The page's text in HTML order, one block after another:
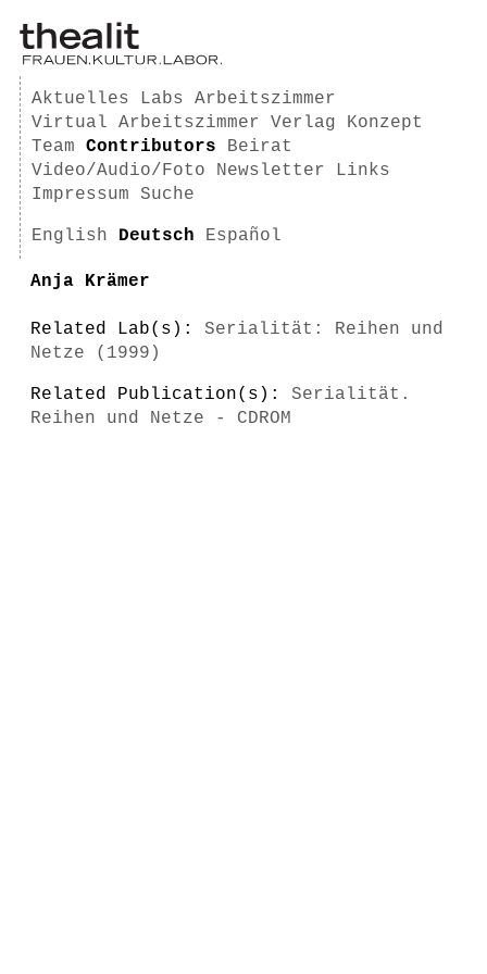
Aktuelles Labs
Arbeitszimmer
Virtual Arbeitszimmer
Verlag
Konzept
Team
Contributors
Beirat
Video/Audio/Foto
Newsletter
Links
Impressum
Suche
English Deutsch Español
Anja Krämer
Related Lab(s): Serialität: Reihen und
Netze (1999)
Related Publication(s): Serialität.
Reihen und Netze - CDROM